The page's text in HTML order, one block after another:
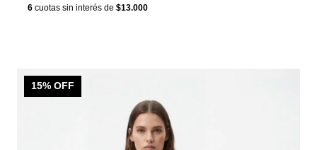
6 cuotas sin interés de $13.000
15% OFF